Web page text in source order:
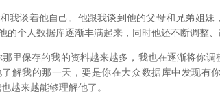
谈着他自己。他跟我谈到他的父母和兄弟姐妹
的个人数据库逐渐丰满起来，同时他还不断调整、
保存的我的资料越来越多，我也在逐渐将你调
解我的那一天，要是你在大众数据库中发现有
越来越能够理解他了。